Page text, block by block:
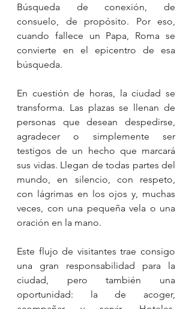
Búsqueda de conexión, de
consuelo, de propósito. Por eso,
cuando fallece un Papa, Roma se
convierte en el epicentro de esa
búsqueda.
En cuestión de horas, la ciudad se
transforma. Las plazas se llenan de
personas que desean despedirse,
agradecer o simplemente ser
testigos de un hecho que marcará
sus vidas. Llegan de todas partes del
mundo, en silencio, con respeto,
con lágrimas en los ojos y, muchas
veces, con una pequeña vela o una
oración en la mano.
Este flujo de visitantes trae consigo
una gran responsabilidad para la
ciudad, pero también una
oportunidad: la de acoger,